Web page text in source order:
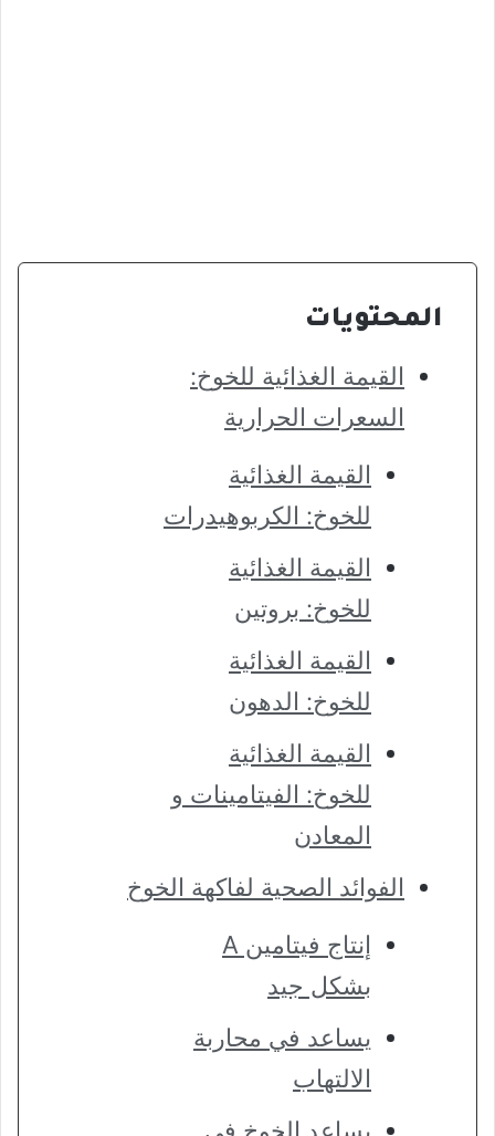
المحتويات
القيمة الغذائية للخوخ:
السعرات الحرارية
القيمة الغذائية
للخوخ: الكربوهيدرات
القيمة الغذائية
للخوخ: بروتين
القيمة الغذائية
للخوخ: الدهون
القيمة الغذائية
للخوخ: الفيتامينات و
المعادن
الفوائد الصحية لفاكهة الخوخ
إنتاج فيتامين A
بشكل جيد
يساعد في محاربة
الالتهاب